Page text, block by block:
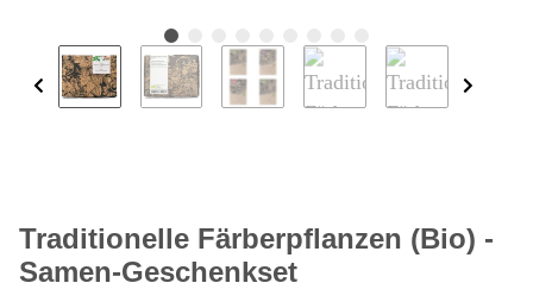
Traditionelle Färberpflanzen (Bio) -
Samen-Geschenkset